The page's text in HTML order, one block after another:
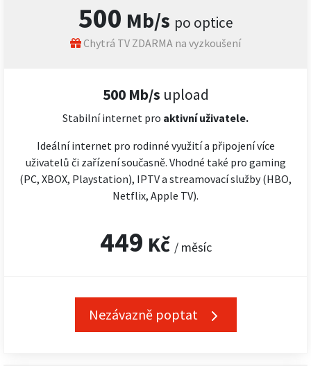
500 Mb/s po optice
Chytrá TV ZDARMA na vyzkoušení
500 Mb/s upload
Stabilní internet pro aktivní uživatele.
Ideální internet pro rodinné využití a připojení více
uživatelů či zařízení současně. Vhodné také pro gaming
(PC, XBOX, Playstation), IPTV a streamovací služby (HBO,
Netflix, Apple TV).
449 Kč / měsíc
Nezávazně poptat